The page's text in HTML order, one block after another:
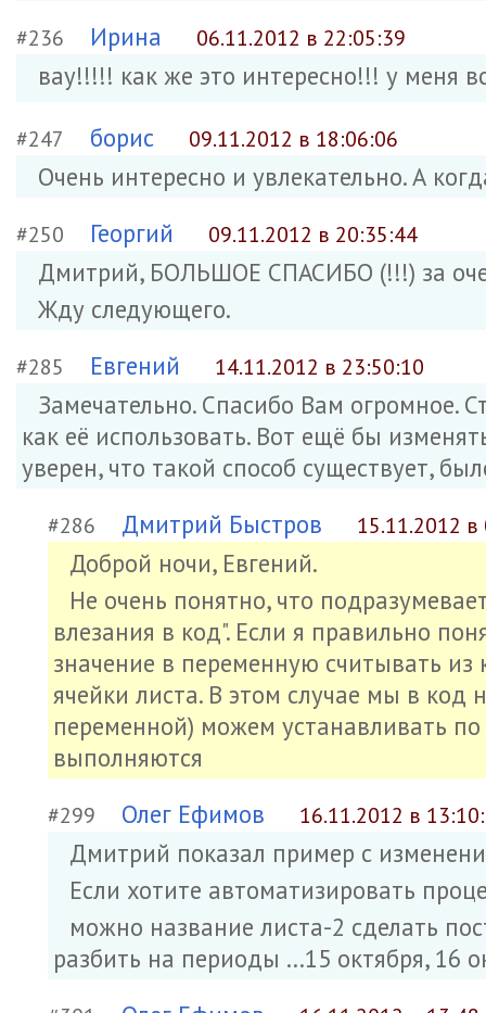
#236 Ирина 06.11.2012 в 22:05:39
вау!!!!! как же это интересно!!! у
#247 борис 09.11.2012 в 18:06:06
Очень интересно и увлекательно. А
#250 Георгий 09.11.2012 в 20:35:44
Дмитрий, БОЛЬШОЕ СПАСИБО (!!!) за
Жду следующего.
#285 Евгений 14.11.2012 в 23:50:10
Замечательно. Спасибо Вам огромное.
как её использовать. Вот ещё бы
уверен, что такой способ существует,
#286 Дмитрий Быстров 15.11.2012 в
Доброй ночи, Евгений.
Не очень понятно, что
влезания в код". Если я правильно
значение в переменную считывать из
ячейки листа. В этом случае мы в код
переменной) можем устанавливать
выполняются
#299 Олег Ефимов 16.11.2012 в
Дмитрий показал пример с
Если хотите автоматизировать
можно название листа-2 сделать
разбить на периоды ...15 октября, 16